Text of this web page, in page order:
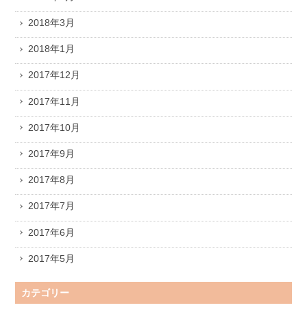
2018年3月
2018年1月
2017年12月
2017年11月
2017年10月
2017年9月
2017年8月
2017年7月
2017年6月
2017年5月
カテゴリー